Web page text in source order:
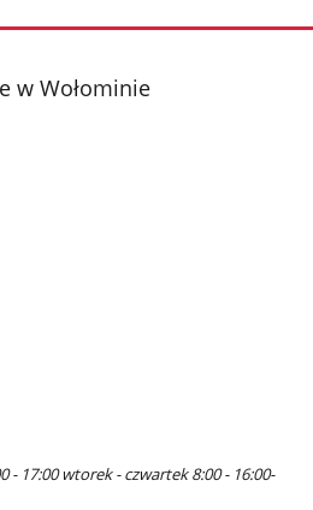
w Wołominie
- 17:00 wtorek - czwartek 8:00 - 16:00-